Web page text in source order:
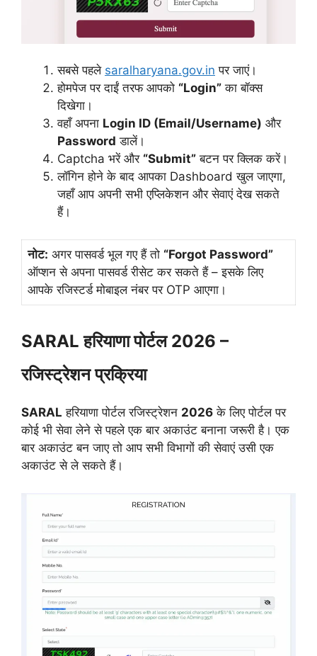
सबसे पहले saralharyana.gov.in पर जाएं।
होमपेज पर दाईं तरफ आपको “Login” का बॉक्स
दिखेगा।
वहाँ अपना Login ID (Email/Username) और
Password डालें।
Captcha भरें और “Submit” बटन पर क्लिक करें।
लॉगिन होने के बाद आपका Dashboard खुल जाएगा,
जहाँ आप अपनी सभी एप्लिकेशन और सेवाएं देख सकते
हैं।
नोट: अगर पासवर्ड भूल गए हैं तो “Forgot Password”
ऑप्शन से अपना पासवर्ड रीसेट कर सकते हैं – इसके लिए
आपके रजिस्टर्ड मोबाइल नंबर पर OTP आएगा।
SARAL हरियाणा पोर्टल 2026 –
रजिस्ट्रेशन प्रक्रिया
SARAL हरियाणा पोर्टल रजिस्ट्रेशन 2026 के लिए पोर्टल पर
कोई भी सेवा लेने से पहले एक बार अकाउंट बनाना जरूरी है। एक
बार अकाउंट बन जाए तो आप सभी विभागों की सेवाएं उसी एक
अकाउंट से ले सकते हैं।